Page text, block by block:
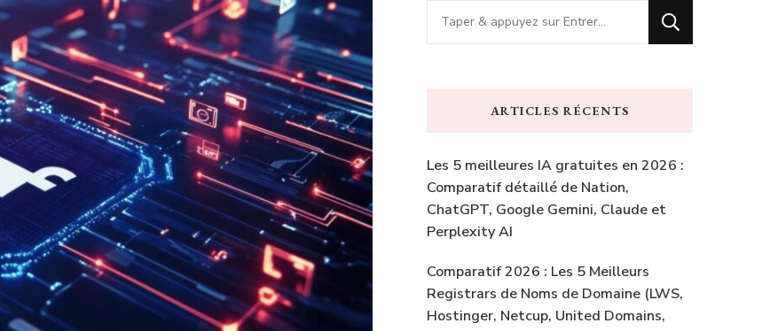
Vous
recherchiez
ARTICLES RÉCENTS
Les 5 meilleures IA gratuites en 2026 :
Comparatif détaillé de Nation,
ChatGPT, Google Gemini, Claude et
Perplexity AI
Comparatif 2026 : Les 5 Meilleurs
Registrars de Noms de Domaine (LWS,
Hostinger, Netcup, United Domains,